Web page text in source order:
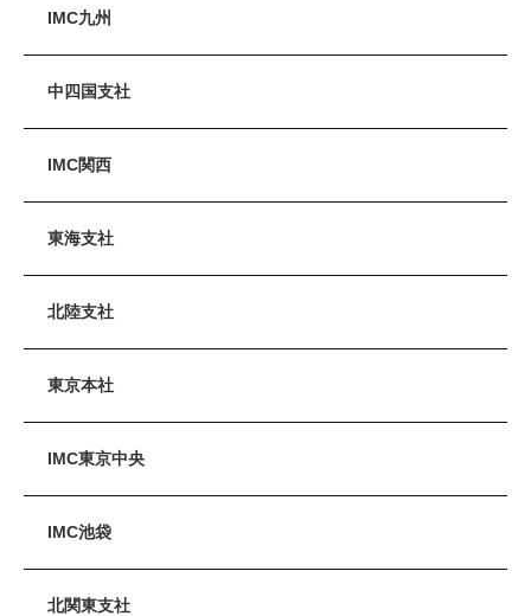
IMC九州
中四国支社
IMC関西
東海支社
北陸支社
東京本社
IMC東京中央
IMC池袋
北関東支社